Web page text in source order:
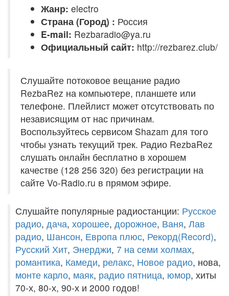
Жанр: electro
Страна (Город) : Россия
E-mail: Rezbaradio@ya.ru
Официальный сайт: http://rezbarez.club/
Слушайте потоковое вещание радио
RezbaRez на компьютере, планшете или
телефоне. Плейлист может отсутствовать по
независящим от нас причинам.
Воспользуйтесь сервисом Shazam для того
чтобы узнать текущий трек. Радио RezbaRez
слушать онлайн бесплатно в хорошем
качестве (128 256 320) без регистрации на
сайте Vo-Radio.ru в прямом эфире.
Слушайте популярные радиостанции: Русское
радио, дача, хорошее, дорожное, Ваня, Лав
радио, Шансон, Европа плюс, Рекорд(Record),
Русский Хит, Энерджи, 7 на семи холмах,
романтика, Камеди, релакс, Новое радио, нова,
монте карло, маяк, радио пятница, юмор, хиты
70-х, 80-х, 90-х и 2000 годов!